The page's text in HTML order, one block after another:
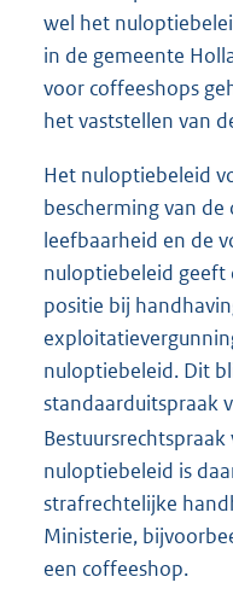
wel het
in de gemeente
voor coffeeshops
het vaststellen van
Het nuloptiebeleid
bescherming van
leefbaarheid en de
nuloptiebeleid geeft
positie bij
nuloptiebeleid. Dit
standaarduitspraak
nuloptiebeleid is
strafrechtelijke
Ministerie,
een coffeeshop.